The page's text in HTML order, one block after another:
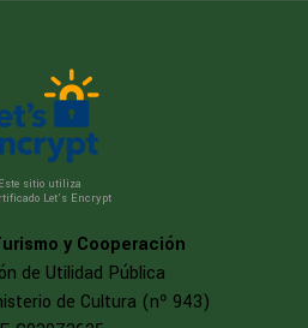
Este sitio utiliza
Let’s Encrypt
y Cooperación
de Utilidad Pública
de Cultura (nº 943)